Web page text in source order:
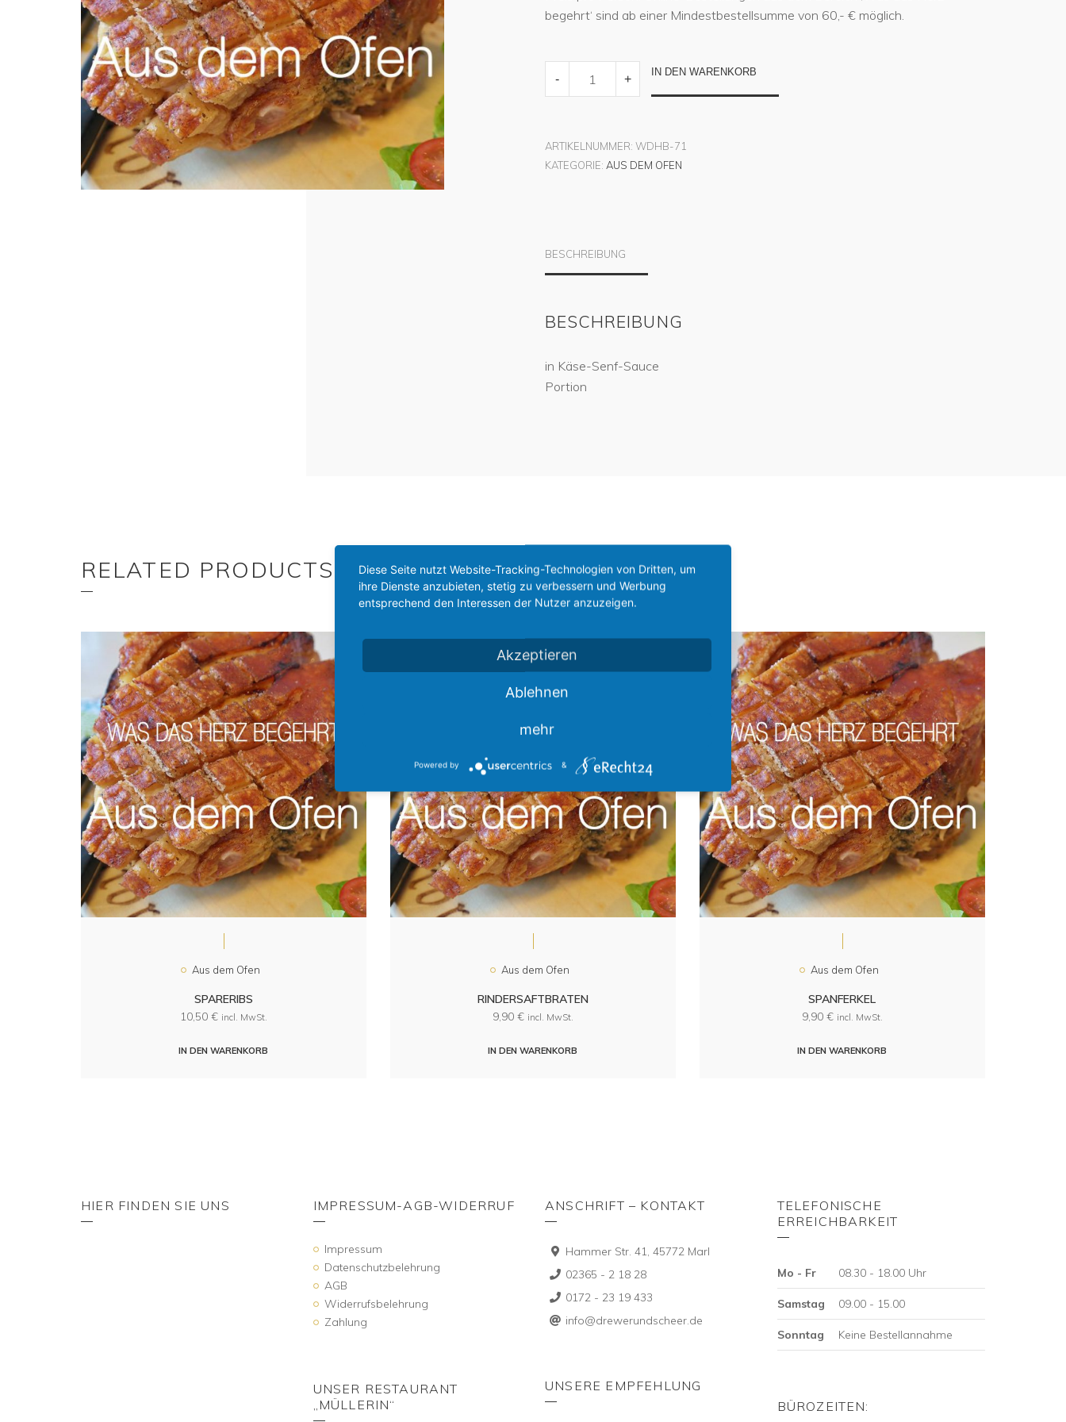
begehrt‘ sind ab einer Mindestbestellsumme von 60,- € möglich.
QUANTITY
- +
IN DEN WARENKORB
ARTIKELNUMMER: WDHB-71
KATEGORIE: AUS DEM OFEN
BESCHREIBUNG
BESCHREIBUNG
in Käse-Senf-Sauce
Portion
RELATED PRODUCTS
Aus dem Ofen
SPARERIBS
10,50 € incl. MwSt.
IN DEN WARENKORB
Aus dem Ofen
RINDERSAFTBRATEN
9,90 € incl. MwSt.
IN DEN WARENKORB
Aus dem Ofen
SPANFERKEL
9,90 € incl. MwSt.
IN DEN WARENKORB
HIER FINDEN SIE UNS IMPRESSUM-AGB-WIDERRUF
Impressum
Datenschutzbelehrung
AGB
Widerrufsbelehrung
Zahlung
UNSER RESTAURANT
„MÜLLERIN“
ANSCHRIFT – KONTAKT
Hammer Str. 41, 45772 Marl
02365 - 2 18 28
0172 - 23 19 433
info@drewerundscheer.de
UNSERE EMPFEHLUNG
TELEFONISCHE
ERREICHBARKEIT
Mo - Fr 08.30 - 18.00 Uhr
Samstag 09.00 - 15.00
Sonntag Keine Bestellannahme
BÜROZEITEN:
Diese Seite nutzt Website-Tracking-Technologien von Dritten, um
ihre Dienste anzubieten, stetig zu verbessern und Werbung
entsprechend den Interessen der Nutzer anzuzeigen.
Akzeptieren
Ablehnen
mehr
Powered by &